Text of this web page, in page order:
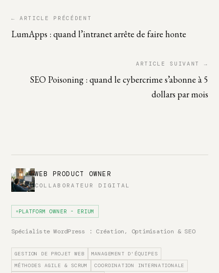
← ARTICLE PRÉCÉDENT
LumApps : quand l’intranet arrête de faire honte
ARTICLE SUIVANT →
SEO Poisoning : quand le cybercrime s’abonne à 5
dollars par mois
WEB PRODUCT OWNER
COLLABORATEUR DIGITAL
PLATFORM OWNER - ERIUM
Spécialiste WordPress : Création, Optimisation & SEO
GESTION DE PROJET WEB
MANAGEMENT D'ÉQUIPES
MÉTHODES AGILE & SCRUM
COORDINATION INTERNATIONALE